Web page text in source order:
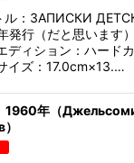
ル：ЗАПИСКИ
発行（だと思います
ディション：ハード
イズ：17.0cm×13.…
1960年（